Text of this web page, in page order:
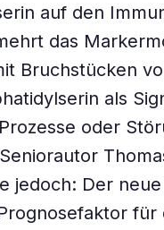
auf den
das
Bruchstücken
als
oder
jedoch: Der
für